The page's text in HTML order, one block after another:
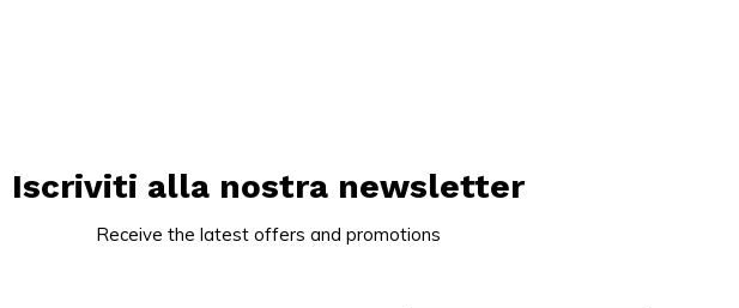
Iscriviti alla nostra newsletter
Receive the latest offers and promotions